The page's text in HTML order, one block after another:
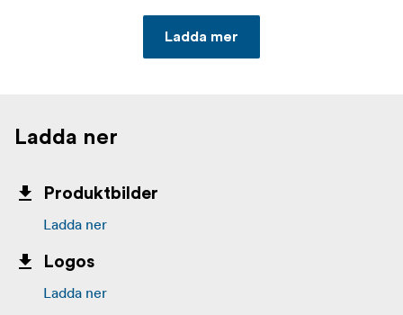
Ladda mer
Ladda ner
Produktbilder
Ladda ner
Logos
Ladda ner